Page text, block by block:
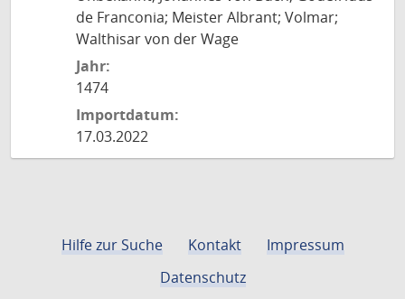
de Franconia; Meister Albrant; Volmar;
Walthisar von der Wage
Jahr:
1474
Importdatum:
17.03.2022
Hilfe zur Suche Kontakt
Impressum
Datenschutz